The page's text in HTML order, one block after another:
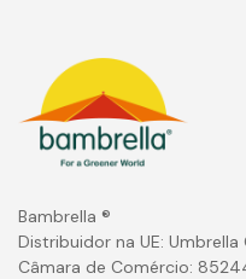
Bambrella ®
Distribuidor na UE: Umbrella
Câmara de Comércio: